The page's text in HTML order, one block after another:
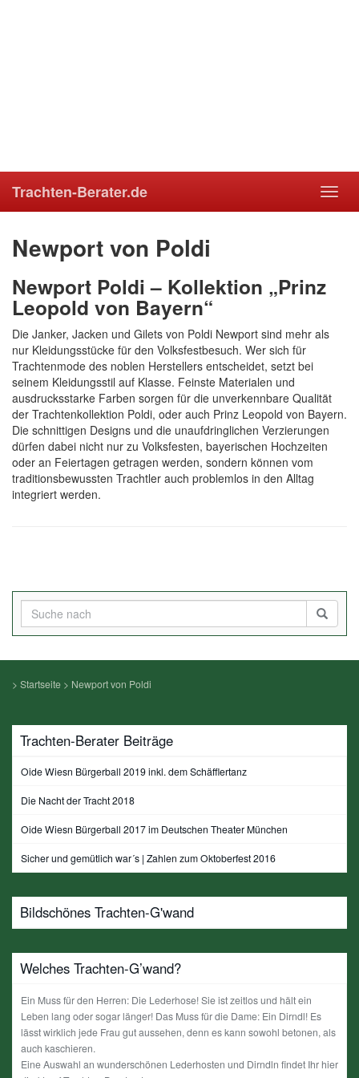
Trachten-Berater.de
Newport von Poldi
Newport Poldi – Kollektion „Prinz
Leopold von Bayern“
Die Janker, Jacken und Gilets von Poldi Newport sind mehr als
nur Kleidungsstücke für den Volksfestbesuch. Wer sich für
Trachtenmode des noblen Herstellers entscheidet, setzt bei
seinem Kleidungsstil auf Klasse. Feinste Materialen und
ausdrucksstarke Farben sorgen für die unverkennbare Qualität
der Trachtenkollektion Poldi, oder auch Prinz Leopold von Bayern.
Die schnittigen Designs und die unaufdringlichen Verzierungen
dürfen dabei nicht nur zu Volksfesten, bayerischen Hochzeiten
oder an Feiertagen getragen werden, sondern können vom
traditionsbewussten Trachtler auch problemlos in den Alltag
integriert werden.
> Startseite > Newport von Poldi
Trachten-Berater Beiträge
Oide Wiesn Bürgerball 2019 inkl. dem Schäfflertanz
Die Nacht der Tracht 2018
Oide Wiesn Bürgerball 2017 im Deutschen Theater München
Sicher und gemütlich war´s | Zahlen zum Oktoberfest 2016
Bildschönes Trachten-G'wand
Welches Trachten-G’wand?
Ein Muss für den Herren: Die Lederhose! Sie ist zeitlos und hält ein
Leben lang oder sogar länger! Das Muss für die Dame: Ein Dirndl! Es
lässt wirklich jede Frau gut aussehen, denn es kann sowohl betonen, als
auch kaschieren.
Eine Auswahl an wunderschönen Lederhosten und Dirndln findet Ihr hier